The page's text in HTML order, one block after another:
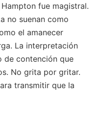
fue magistral.
no suenan como
el amanecer
La interpretación
de contención que
No grita por gritar.
transmitir que la